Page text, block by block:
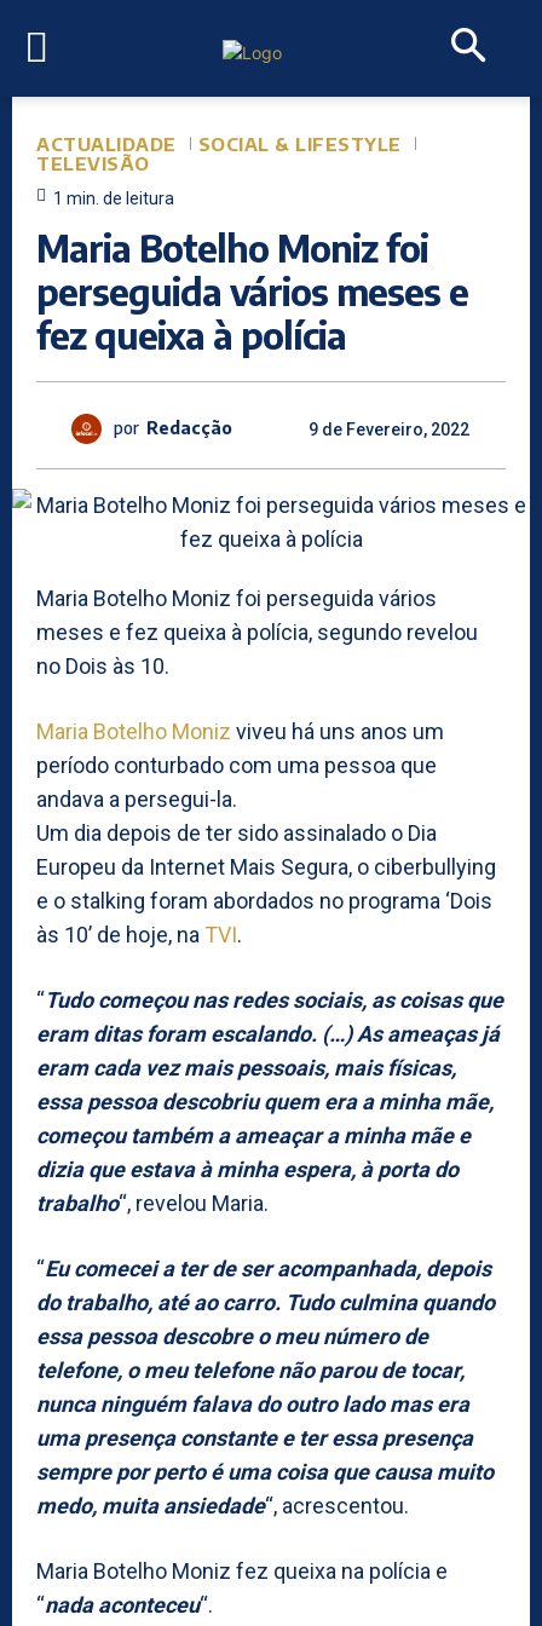
ACTUALIDADE
SOCIAL & LIFESTYLE
TELEVISÃO
1 min. de leitura
Maria Botelho Moniz foi
perseguida vários meses e
fez queixa à polícia
por Redacção 9 de Fevereiro, 2022
Maria Botelho Moniz foi perseguida vários
meses e fez queixa à polícia, segundo revelou
no Dois às 10.
Maria Botelho Moniz viveu há uns anos um
período conturbado com uma pessoa que
andava a persegui-la.
Um dia depois de ter sido assinalado o Dia
Europeu da Internet Mais Segura, o ciberbullying
e o stalking foram abordados no programa ‘Dois
às 10’ de hoje, na TVI.
“Tudo começou nas redes sociais, as coisas que
eram ditas foram escalando. (…) As ameaças já
eram cada vez mais pessoais, mais físicas,
essa pessoa descobriu quem era a minha mãe,
começou também a ameaçar a minha mãe e
dizia que estava à minha espera, à porta do
trabalho“, revelou Maria.
“Eu comecei a ter de ser acompanhada, depois
do trabalho, até ao carro. Tudo culmina quando
essa pessoa descobre o meu número de
telefone, o meu telefone não parou de tocar,
nunca ninguém falava do outro lado mas era
uma presença constante e ter essa presença
sempre por perto é uma coisa que causa muito
medo, muita ansiedade“, acrescentou.
Maria Botelho Moniz fez queixa na polícia e
“nada aconteceu“.